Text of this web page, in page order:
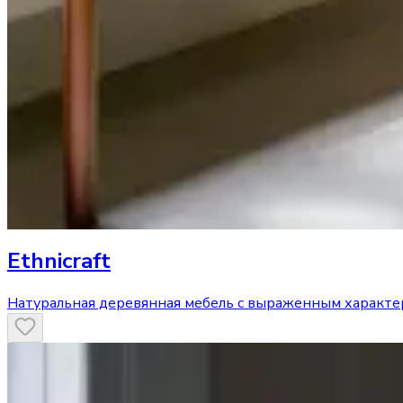
Ethnicraft
Натуральная деревянная мебель с выраженным